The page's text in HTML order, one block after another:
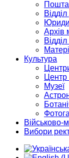
Архів
Культура
Центр
Музеї
Військово-
Вибори